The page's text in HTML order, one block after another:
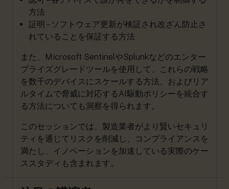
方法
証明 – ソフトウェア更新が検証され改ざん防止さ
れていることを保証する方法
また、Microsoft SentinelやSplunkなどのエンター
プライズグレードツールを使用して、これらの戦略
を数千のデバイスにスケールする方法、およびリア
ルタイムで脅威に対応するAI駆動ポリシーを統合す
る方法についても洞察を得られます。
このセッションでは、製造業者がより賢いセキュリ
ティを通じてリスクを削減し、コンプライアンスを
満たし、イノベーションを加速している実際のケー
ススタディも含まれます。